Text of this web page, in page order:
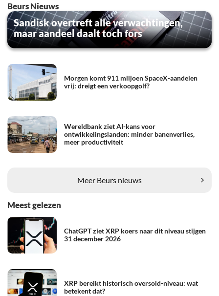
Beurs Nieuws
Sandisk overtreft alle verwachtingen,
maar aandeel daalt toch fors
Morgen komt 911 miljoen SpaceX-aandelen
vrij: dreigt een verkoopgolf?
Wereldbank ziet AI-kans voor
ontwikkelingslanden: minder banenverlies,
meer productiviteit
Meer Beurs nieuws
Meest gelezen
ChatGPT ziet XRP koers naar dit niveau stijgen
31 december 2026
XRP bereikt historisch oversold-niveau: wat
betekent dat?